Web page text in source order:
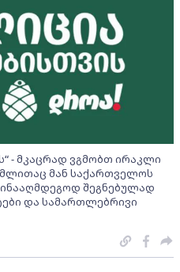
- მკაცრად ვგმობთ ირაკლი
მან საქართველოს
შეგნებულად
და სამართლებრივი